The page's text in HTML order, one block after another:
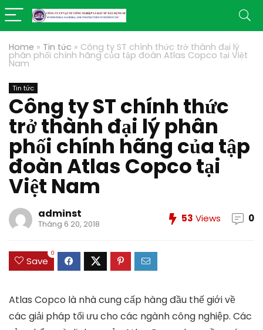
Home » Tin tức » Công ty ST chính thức trở thành đại lý
phân phối chính hãng của tập đoàn Atlas Copco tại Việt
Nam
Tin tức
Công ty ST chính thức
trở thành đại lý phân
phối chính hãng của tập
đoàn Atlas Copco tại
Việt Nam
adminst
Tháng 6 20, 2018 53 Views 0
Save
0
Atlas Copco là nhà cung cấp hàng đầu thế giới về
các giải pháp tối ưu cho các ngành công nghiệp. Các